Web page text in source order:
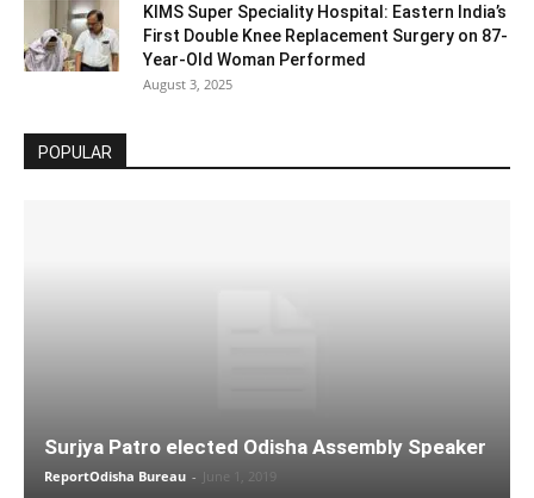
KIMS Super Speciality Hospital: Eastern India’s
First Double Knee Replacement Surgery on 87-
Year-Old Woman Performed
August 3, 2025
POPULAR
Surjya Patro elected Odisha Assembly Speaker
ReportOdisha Bureau - June 1, 2019